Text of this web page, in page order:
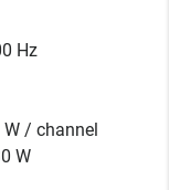
Hz
/ channel
W